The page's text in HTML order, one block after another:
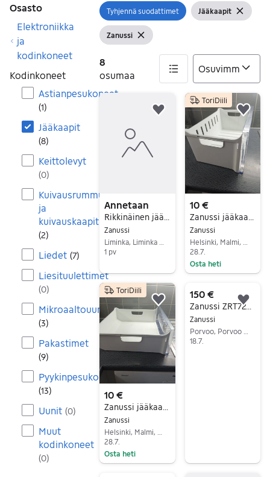
Suodattimet
Osasto
Elektroniikka
ja
kodinkoneet
Kodinkoneet
Astianpesukoneet
(1)
Jääkaapit
(8)
Keittolevyt
(0)
Kuivausrummut
ja
kuivauskaapit
(2)
Liedet (7)
Liesituulettimet
(0)
Mikroaaltouunit
(3)
Pakastimet
(9)
Pyykinpesukoneet
(13)
Uunit (0)
Muut
kodinkoneet
(0)
Avaa suodatin
Tyhjennä suodattimet Näytä suodattimet
Jääkaapit
Näytä suodattimet
Zanussi Tyhjennä suodatin
8
osumaa
Annetaan
Zanussi
1 pv
Lisää suosikiksi.
10 €
Zanussi
28.7.
Osta heti
ToriDiili
10 €
Zanussi
28.7.
Osta heti
ToriDiili
Lisää suosikiksi.
150 €
Zanussi ZRT724W jääkaappipakastin valkoinen
Zanussi
18.7.